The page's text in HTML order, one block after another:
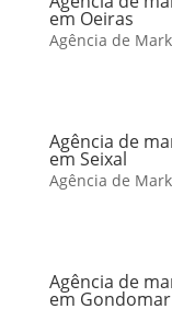
em Oeiras
Agência de
Agência de
em Seixal
Agência de
Agência de
em Gondomar